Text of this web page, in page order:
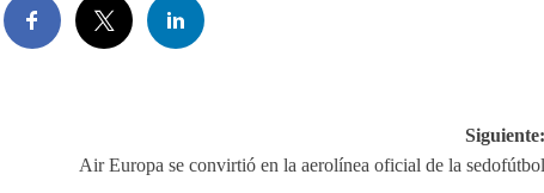
Siguiente:
Air Europa se convirtió en la aerolínea oficial de la sedofútbol